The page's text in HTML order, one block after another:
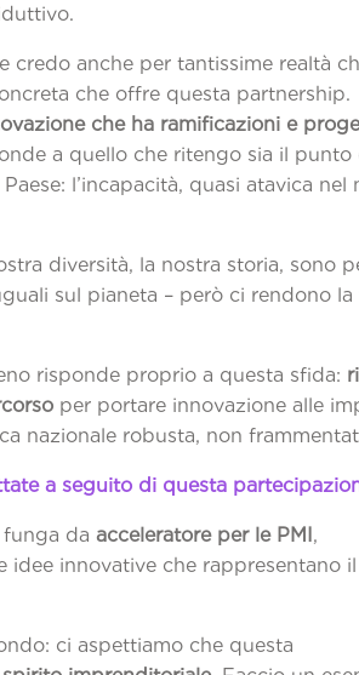
credo anche per tantissime realtà
che offre questa partnership.
che ha ramificazioni e
a quello che ritengo sia il punto
l’incapacità, quasi atavica nel
diversità, la nostra storia, sono
sul pianeta – però ci rendono la
risponde proprio a questa sfida:
per portare innovazione alle
nazionale robusta, non
a seguito di questa
funga daacceleratore per le PMI,
idee innovative che rappresentano
ci aspettiamo che questa